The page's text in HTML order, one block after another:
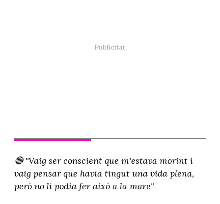
🔴 "Vaig ser conscient que m'estava morint i
vaig pensar que havia tingut una vida plena,
però no li podia fer això a la mare"